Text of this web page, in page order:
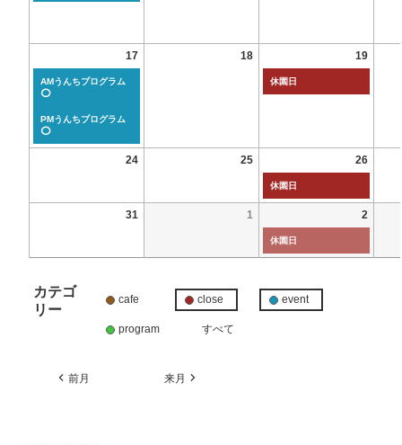
17
AMうんちプログラム
⭕
PMうんちプログラム
⭕
18 19
休園日
24 25 26
休園日
31 1 2
休園日
カテゴ
リー
cafe close event
program すべて
前月 来月